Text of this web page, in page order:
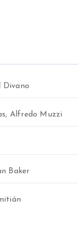
Divano
Alfredo Muzzi
Baker